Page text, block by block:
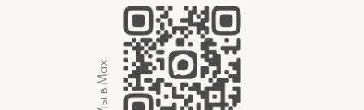
Мы в Max